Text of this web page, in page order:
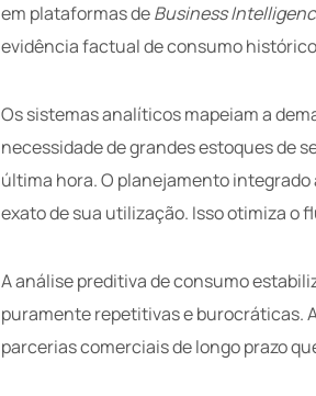
em plataformas deBusiness
evidência factual de consumo
Os sistemas analíticos mapeiam a
necessidade de grandes estoques de
última hora. O planejamento
exato de sua utilização. Isso otimiza o
A análise preditiva de consumo
puramente repetitivas e burocráticas.
parcerias comerciais de longo prazo